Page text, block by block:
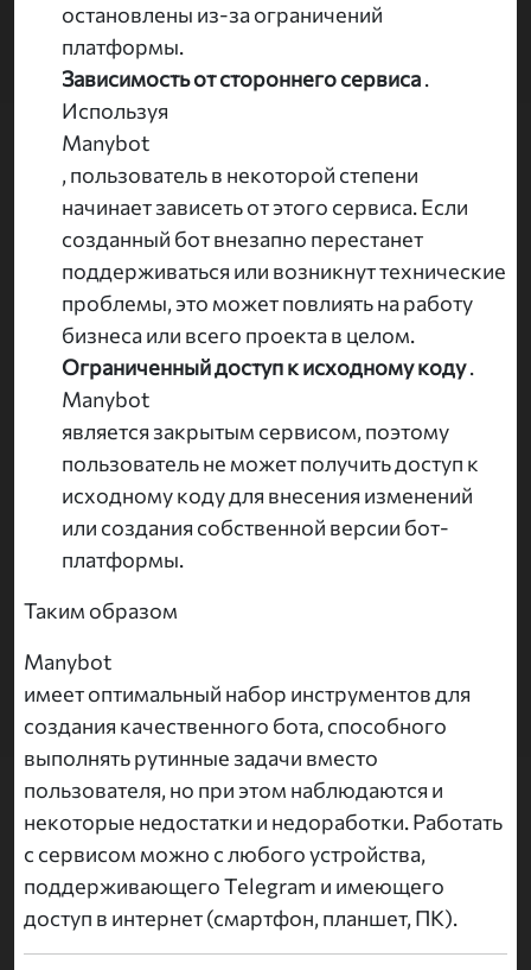
остановлены из-за ограничений
платформы.
Зависимость от стороннего сервиса.
Используя
Manybot
, пользователь в некоторой степени
начинает зависеть от этого сервиса. Если
созданный бот внезапно перестанет
поддерживаться или возникнут технические
проблемы, это может повлиять на работу
бизнеса или всего проекта в целом.
Ограниченный доступ к исходному коду.
Manybot
является закрытым сервисом, поэтому
пользователь не может получить доступ к
исходному коду для внесения изменений
или создания собственной версии бот-
платформы.
Таким образом
Manybot
имеет оптимальный набор инструментов для
создания качественного бота, способного
выполнять рутинные задачи вместо
пользователя, но при этом наблюдаются и
некоторые недостатки и недоработки. Работать
с сервисом можно с любого устройства,
поддерживающего Telegram и имеющего
доступ в интернет (смартфон, планшет, ПК).